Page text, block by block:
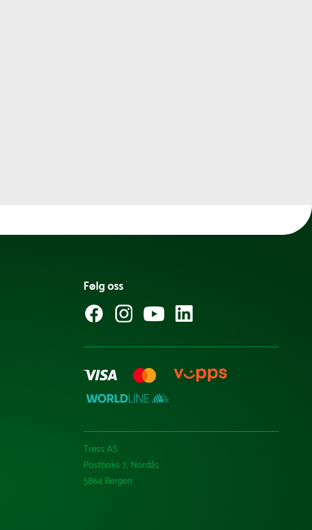
Følg oss
Tress AS
Postboks 7, Nordås
5864 Bergen